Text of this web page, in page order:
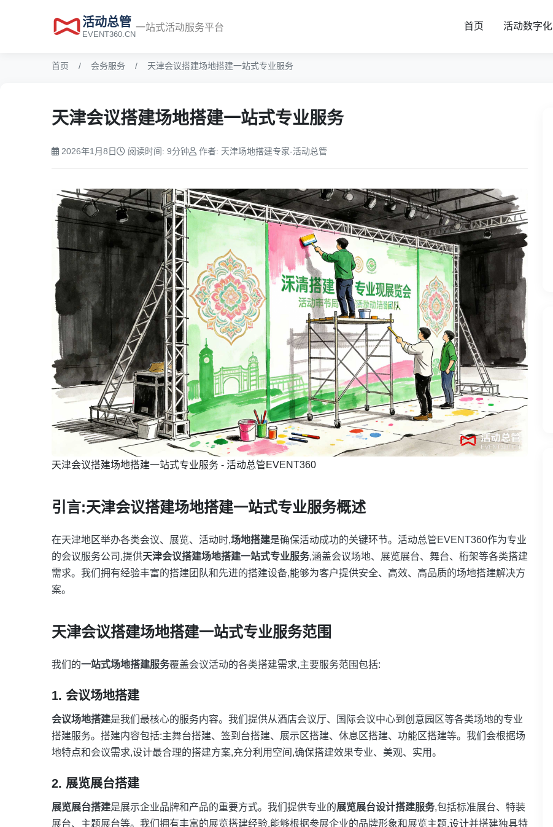
活动总管
EVENT360.CN
一站式活动服务平台 首页 活动数字化
首页 会务服务 天津会议搭建场地搭建一站式专业服务
天津会议搭建场地搭建一站式专业服务
2026年1月8日 阅读时间: 9分钟 作者: 天津场地搭建专家-活动总管
天津会议搭建场地搭建一站式专业服务 - 活动总管EVENT360
引言:天津会议搭建场地搭建一站式专业服务概述
在天津地区举办各类会议、展览、活动时,场地搭建是确保活动成功的关键环节。活动总管EVENT360作为专业
的会议服务公司,提供天津会议搭建场地搭建一站式专业服务,涵盖会议场地、展览展台、舞台、桁架等各类搭建
需求。我们拥有经验丰富的搭建团队和先进的搭建设备,能够为客户提供安全、高效、高品质的场地搭建解决方
案。
天津会议搭建场地搭建一站式专业服务范围
我们的一站式场地搭建服务覆盖会议活动的各类搭建需求,主要服务范围包括:
1. 会议场地搭建
会议场地搭建是我们最核心的服务内容。我们提供从酒店会议厅、国际会议中心到创意园区等各类场地的专业
搭建服务。搭建内容包括:主舞台搭建、签到台搭建、展示区搭建、休息区搭建、功能区搭建等。我们会根据场
地特点和会议需求,设计最合理的搭建方案,充分利用空间,确保搭建效果专业、美观、实用。
2. 展览展台搭建
展览展台搭建是展示企业品牌和产品的重要方式。我们提供专业的展览展台设计搭建服务,包括标准展台、特装
展台、主题展台等。我们拥有丰富的展览搭建经验,能够根据参展企业的品牌形象和展览主题,设计并搭建独具特